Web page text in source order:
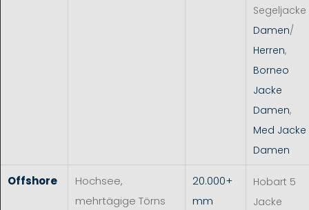
Segeljacke
Damen/
Herren,
Borneo
Jacke
Damen,
Med Jacke
Damen
Offshore
Hochsee,
mehrtägige Törns
20.000+
mm
Hobart 5
Jacke